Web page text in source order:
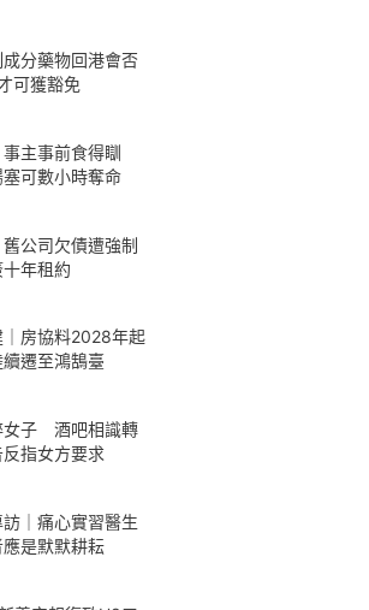
分藥物回港會否
可獲豁免
主事前食得瞓
可數小時奪命
公司欠債遭強制
年租約
房協料2028年起
遷至鴻鵠臺
女子 酒吧相識轉
指女方要求
｜痛心實習醫生
是默默耕耘